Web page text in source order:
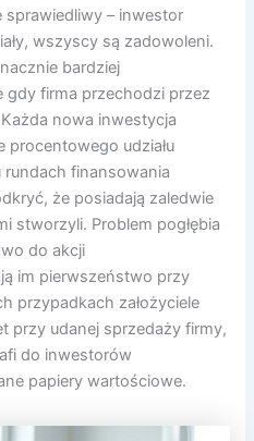
sprawiedliwy – inwestor
wszyscy są zadowoleni.
bardziej
gdy firma przechodzi przez
nowa inwestycja
procentowego udziału
rundach finansowania
że posiadają zaledwie
stworzyli. Problem pogłębia
do akcji
im pierwszeństwo przy
przypadkach założyciele
przy udanej sprzedaży firmy,
do inwestorów
papiery wartościowe.